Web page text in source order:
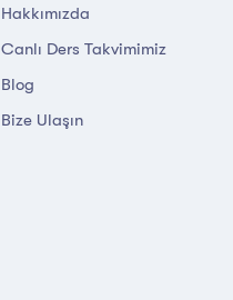
Hakkımızda
Canlı Ders Takvimimiz
Blog
Bize Ulaşın